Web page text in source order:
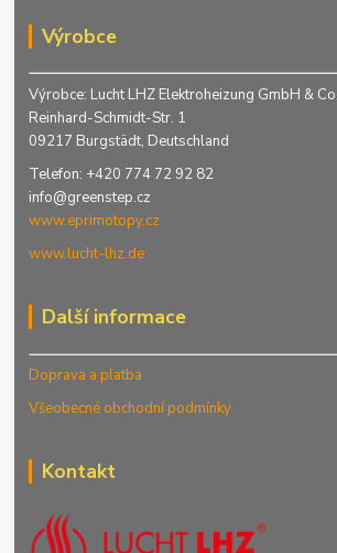
Výrobce
Výrobce: Lucht LHZ Elektroheizung GmbH &
Reinhard-Schmidt-Str. 1
09217 Burgstädt, Deutschland
Telefon: +420 774 72 92 82
info@greenstep.cz
www.eprimotopy.cz
www.lucht-lhz.de
Další informace
Doprava a platba
Všeobecné obchodní podmínky
Kontakt